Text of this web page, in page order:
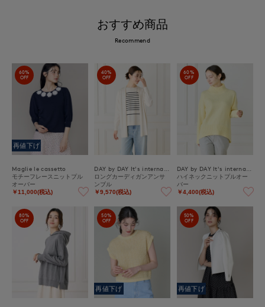
おすすめ商品
Recommend
60%
OFF
再値下げ
Maglie le cassetto
モチーフレースニットプル
オーバー
￥11,000(税込)
40%
OFF
ロングカーディガンアンサ
ンブル
￥9,570(税込)
60%
OFF
ハイネックニットプルオー
バー
￥4,400(税込)
80%
OFF
50%
OFF
再値下げ
50%
OFF
再値下げ